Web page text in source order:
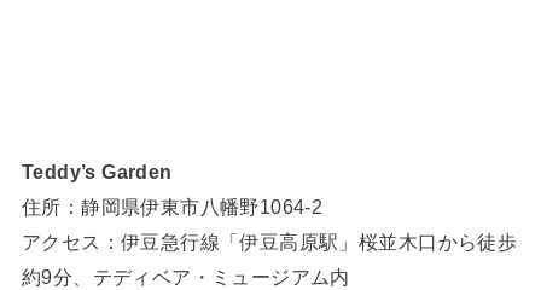
Teddy’s Garden
住所：静岡県伊東市八幡野1064-2
アクセス：伊豆急行線「伊豆高原駅」桜並木口から徒歩
約9分、テディベア・ミュージアム内